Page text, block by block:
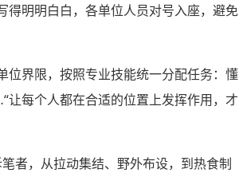
得明明白白，各单位人员对号入座，避免
位界限，按照专业技能统一分配任务：懂
每个人都在合适的位置上发挥作用，才
笔者，从拉动集结、野外布设，到热食制